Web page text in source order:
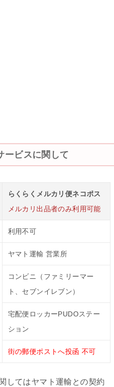
ービスに関して
らくらくメルカリ便ネコポス
メルカリ出品者のみ利用可能
利用不可
ヤマト運輸 営業所
コンビニ（ファミリーマー
ト、セブンイレブン）
宅配便ロッカーPUDOステー
ション
街の郵便ポストへ投函 不可
してはヤマト運輸との契約